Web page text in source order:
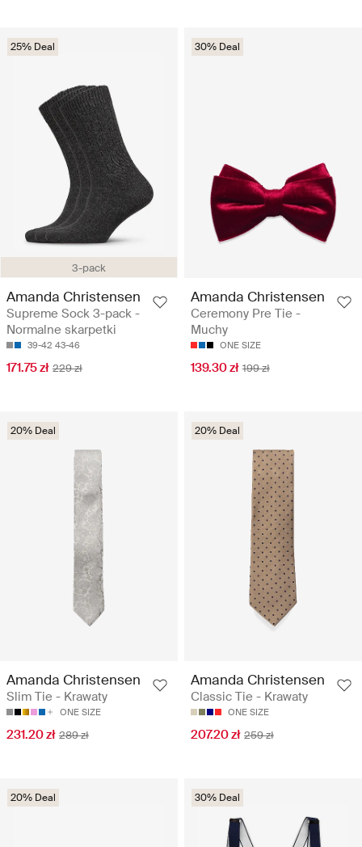
3-pack
25% Deal
Amanda Christensen
Supreme Sock 3-pack -
Normalne skarpetki
39-42 43-46
171.75 zł 229 zł
30% Deal
Amanda Christensen
Ceremony Pre Tie -
Muchy
ONE SIZE
139.30 zł 199 zł
20% Deal
Amanda Christensen
Slim Tie - Krawaty
ONE SIZE
231.20 zł 289 zł
20% Deal
Amanda Christensen
Classic Tie - Krawaty
ONE SIZE
207.20 zł 259 zł
20% Deal 30% Deal